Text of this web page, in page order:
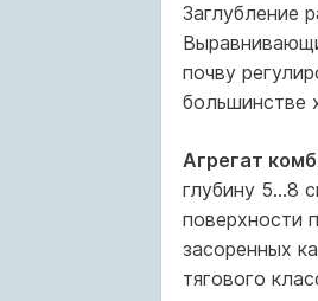
Заглубление
почву
большинстве
Агрегат
глубину 5...8
поверхности
засоренных
тягового